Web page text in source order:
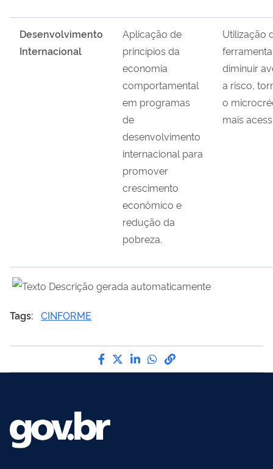
Desenvolvimento
Internacional
Aplicação de
princípios da
economia
comportamental
em programas
de
desenvolvimento
internacional para
promover
crescimento
econômico e
redução da
pobreza.
Utilização
diminuir
a risco,
o
mais
Tags: CINFORME
Compartilhe por Facebook
Compartilhe por Twitter
Compartilhe por
Compartilhe por
link para Copiar